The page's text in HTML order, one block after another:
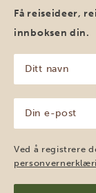
Få reiseideer,
innboksen din.
navn
(Påkrevd)
post
(Påkrevd)
Ved å registrere